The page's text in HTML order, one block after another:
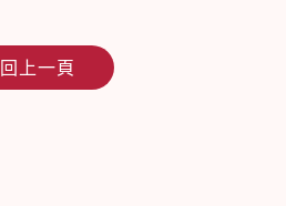
回上一頁